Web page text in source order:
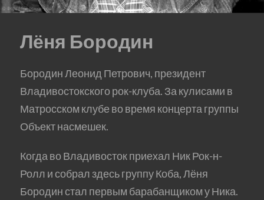
Лёня Бородин
Бородин Леонид Петрович, президент
Владивостокского рок-клуба. За кулисами в
Матросском клубе во время концерта группы
Объект насмешек.
Когда во Владивосток приехал Ник Рок-н-
Ролл и собрал здесь группу Коба, Лёня
Бородин стал первым барабанщиком у Ника.